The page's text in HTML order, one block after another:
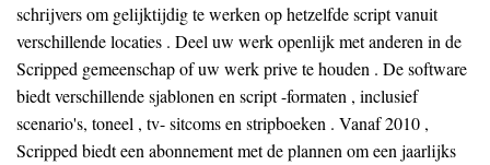
schrijvers om gelijktijdig te werken op hetzelfde script vanuit
verschillende locaties . Deel uw werk openlijk met anderen in de
Scripped gemeenschap of uw werk prive te houden . De software
biedt verschillende sjablonen en script -formaten , inclusief
scenario's, toneel , tv- sitcoms en stripboeken . Vanaf 2010 ,
Scripped biedt een abonnement met de plannen om een jaarlijks